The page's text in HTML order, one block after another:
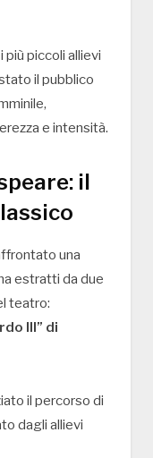
piccoli allievi
il pubblico
e intensità.
il
una
estratti da due
teatro:
III” di
il percorso di
dagli allievi